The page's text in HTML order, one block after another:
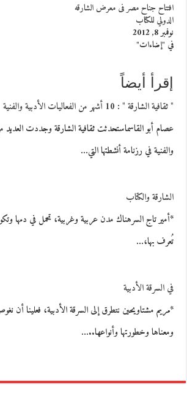
افتتاح جناح مصر فى معرض الشارقه
الدولي للكتاب
نوفمبر 8, 2012
في "إضاءات"
إقرأ أيضاً
" ثقافية الشارقة " : 10 أشهر من الفعاليات الأدبية والفنية
عصام أبو القاسماستحدثت ثقافية الشارقة وجددت العديد
والفنية في رزنامة أنشطتها التي…
الشارقة والكتاب
*أمير تاج السرهناك مدن عربية وغربية، تحمل في دمها
تُعرف بها،…
في السرقة الأدبية
*مريم مشتاويحين نتطرق إلى السرقة الأدبية، فعلينا أن
ومعناها وخطورتها وأنواعها..…